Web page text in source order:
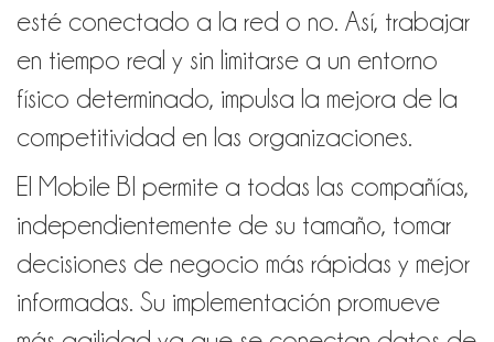
esté conectado a la red o no. Así, trabajar
en tiempo real y sin limitarse a un entorno
físico determinado, impulsa la mejora de la
competitividad en las organizaciones.
El Mobile BI permite a todas las compañías,
independientemente de su tamaño, tomar
decisiones de negocio más rápidas y mejor
informadas. Su implementación promueve